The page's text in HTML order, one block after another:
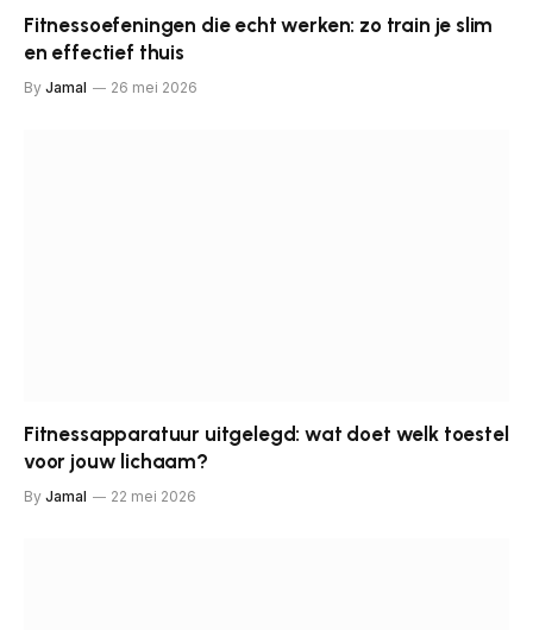
Fitnessoefeningen die echt werken: zo train je slim
en effectief thuis
By Jamal 26 mei 2026
Fitnessapparatuur uitgelegd: wat doet welk toestel
voor jouw lichaam?
By Jamal 22 mei 2026